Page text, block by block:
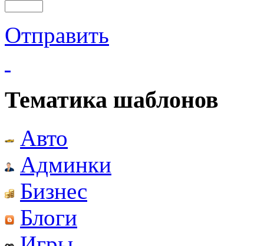
Отправить
Тематика шаблонов
Авто
Админки
Бизнес
Блоги